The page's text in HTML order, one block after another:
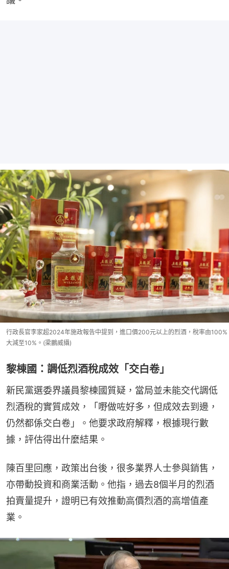
行政長官李家超2024年施政報告中提到，進口價200元以上的烈酒，稅率由100%
大減至10%。(梁鵬威攝)
黎棟國：調低烈酒稅成效「交白卷」
新民黨選委界議員黎棟國質疑，當局並未能交代調低
烈酒稅的實質成效，「嘢做咗好多，但成效去到邊，
仍然都係交白卷」。他要求政府解釋，根據現行數
據，評估得出什麼結果。
陳百里回應，政策出台後，很多業界人士參與銷售，
亦帶動投資和商業活動。他指，過去8個半月的烈酒
拍賣量提升，證明已有效推動高價烈酒的高增值產
業。